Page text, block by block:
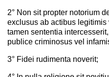
2° Non sit propter notorium
exclusus ab actibus
tamen sententia
publice criminosus vel
3° Fidei rudimenta noverit;